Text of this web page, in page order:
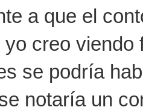
a que el
creo
se podría
notaría un